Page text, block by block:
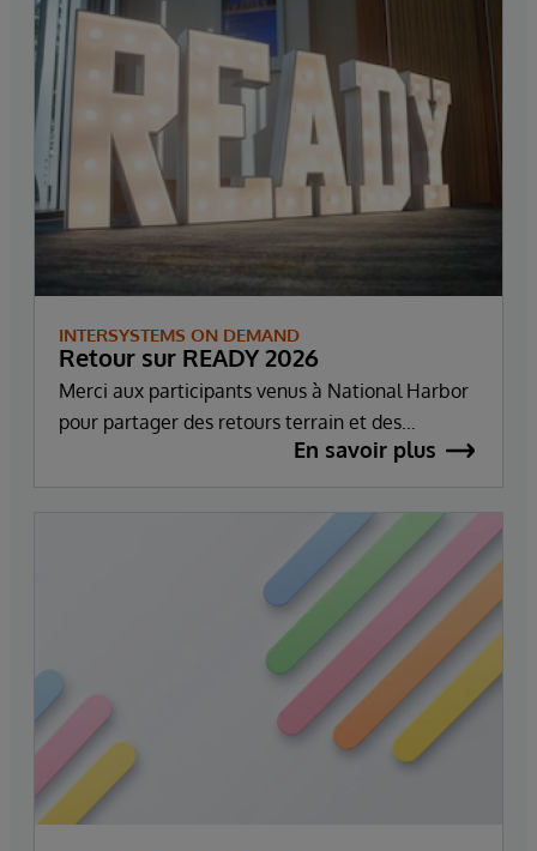
INTERSYSTEMS ON DEMAND
Retour sur READY 2026
Merci aux participants venus à National Harbor
pour partager des retours terrain et des
perspectives sur un objectif commun : passer de
l’innovation en santé et les services managés en
impact concret et mesurable.
En savoir plus